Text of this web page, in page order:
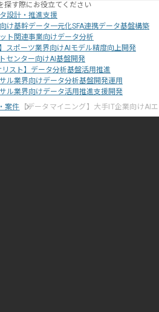
探す際にお役立てください
設計・推進支援
け基幹データ一元化SFA連携データ基盤構築
ト関連事業向けデータ分析
スポーツ業界向けAIモデル精度向上開発
センター向けAI基盤開発
リスト】データ分析基盤活用推進
ル業界向けデータ分析基盤開発運用
ル業界向けデータ活用推進支援開発
案件 【データマイニング】大手IT企業向けAI